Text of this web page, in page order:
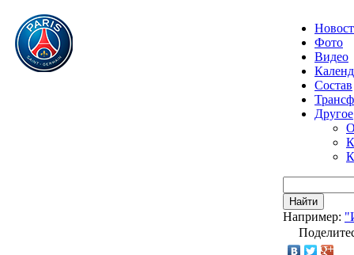
Фото
Видео
Состав
Другое
Найти
Например: